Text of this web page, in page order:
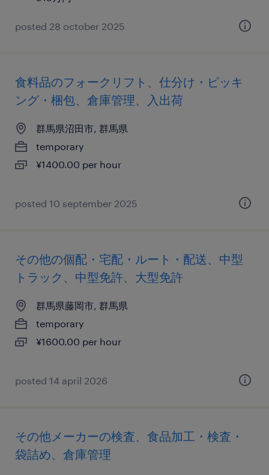
posted 28 october 2025
食料品のフォークリフト、仕分け・ピッキ
ング・梱包、倉庫管理、入出荷
群馬県沼田市, 群馬県
temporary
¥1400.00 per hour
posted 10 september 2025
その他の個配・宅配・ルート・配送、中型
トラック、中型免許、大型免許
群馬県藤岡市, 群馬県
temporary
¥1600.00 per hour
posted 14 april 2026
その他メーカーの検査、食品加工・検査・
袋詰め、倉庫管理